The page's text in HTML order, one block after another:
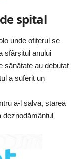
spital
unde ofițerul se
sfârșitul anului
sănătate au debutat
a suferit un
a-l salva, starea
deznodământul